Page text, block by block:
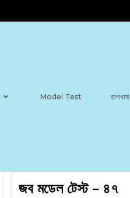
Model Test ছাপাখানা
জব মডেল টেস্ট – ৪৭